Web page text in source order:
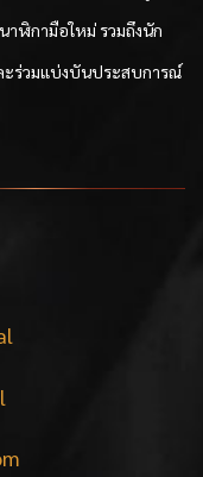
ฬิกามือใหม่ รวมถึงนัก
ะร่วมแบ่งบันประสบการณ์